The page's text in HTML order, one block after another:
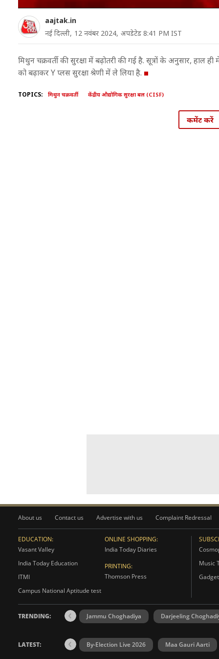
aajtak.in
नई दिल्ली, 12 नवंबर 2024, अपडेटेड 8:41 PM IST
मिथुन चक्रवर्ती की सुरक्षा में बढ़ोतरी की गई है. सूत्रों के अनुसार, हाल
को बढ़ाकर Y प्लस सुरक्षा श्रेणी में ले लिया है.
TOPICS: मिथुन चक्रवर्ती केंद्रीय औद्योगिक सुरक्षा बल (CISF)
कमेंट करें
About us Contact us Advertise with us Complaint Redressal
EDUCATION:
Vasant Valley
India Today Education
ITMI
Campus National Aptitude test
ONLINE SHOPPING:
India Today Diaries
PRINTING:
Thomson Press
Music
TRENDING: Jammu Choghadiya Darjeeling
LATEST: By-Election Live 2026 Maa Gauri Aarti